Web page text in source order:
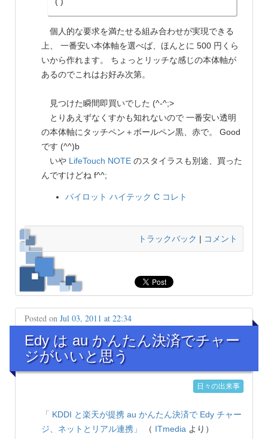
個人的な要求を満たせる組み合わせが実現できる
上、 一番安い本体軸を選べば、ほんとに 500 円くら
いから作れます。 ちょっとリッチな感じの本体軸が
あるのでこれはお好み次第。
見つけた瞬間即買いでした (^-^;>
とりあえずなくすかも知れないので 一番安い透明
の本体軸にタッチペン＋ボールペン黒、赤で。 Good
です (^^)b
いや LifeTouch NOTE のスタイラスも別途、買った
んですけどね f^^;
パイロット ハイテック C コレト
トラックバック | コメント
Posted on Jul 03, 2011 at 22:34
Edy は au かんたん決済でチャー
ジがいいと思う
日々の出来事
「 KDDI と楽天が提携 au かんたん決済で Edy チャー
ジ、ネットとリアル連携」
（ ITmedia より）